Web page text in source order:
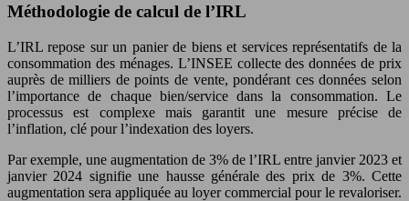
Méthodologie de calcul de l’IRL
L’IRL repose sur un panier de biens et services représentatifs de la
consommation des ménages. L’INSEE collecte des données de prix
auprès de milliers de points de vente, pondérant ces données selon
l’importance de chaque bien/service dans la consommation. Le
processus est complexe mais garantit une mesure précise de
l’inflation, clé pour l’indexation des loyers.
Par exemple, une augmentation de 3% de l’IRL entre janvier 2023 et
janvier 2024 signifie une hausse générale des prix de 3%. Cette
augmentation sera appliquée au loyer commercial pour le revaloriser.